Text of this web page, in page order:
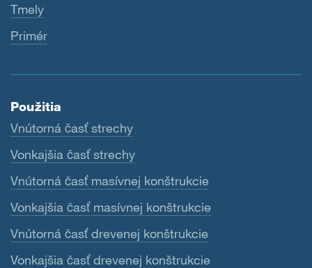
Tmely
Primér
Použitia
Vnútorná časť strechy
Vonkajšia časť strechy
Vnútorná časť masívnej konštrukcie
Vonkajšia časť masívnej konštrukcie
Vnútorná časť drevenej konštrukcie
Vonkajšia časť drevenej konštrukcie